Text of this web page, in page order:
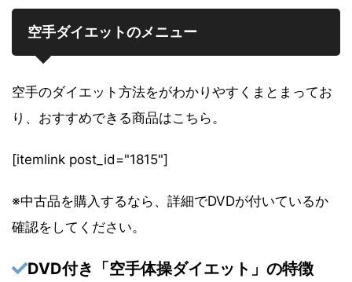
空手ダイエットのメニュー
空手のダイエット方法をがわかりやすくまとまってお
り、おすすめできる商品はこちら。
[itemlink post_id="1815"]
※中古品を購入するなら、詳細でDVDが付いているか
確認をしてください。
DVD付き「空手体操ダイエット」の特徴